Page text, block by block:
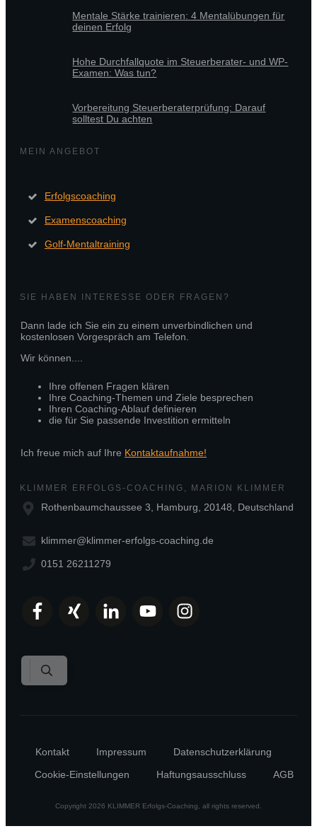
Mentale Stärke trainieren: 4 Mentalübungen für
deinen Erfolg
Hohe Durchfallquote im Steuerberater- und WP-
Examen: Was tun?
Vorbereitung Steuerberaterprüfung: Darauf
solltest Du achten
MEIN ANGEBOT
Erfolgscoaching
Examenscoaching
Golf-Mentaltraining
SIE HABEN INTERESSE ODER FRAGEN?
Dann lade ich Sie ein zu einem unverbindlichen und
kostenlosen Vorgespräch am Telefon.
Wir können....
Ihre offenen Fragen klären
Ihre Coaching-Themen und Ziele besprechen
Ihren Coaching-Ablauf definieren
die für Sie passende Investition ermitteln
Ich freue mich auf Ihre Kontaktaufnahme!
KLIMMER ERFOLGS-COACHING, MARION KLIMMER
Rothenbaumchaussee 3, Hamburg, 20148, Deutschland
klimmer@klimmer-erfolgs-coaching.de
0151 26211279
Copyright 2026 KLIMMER Erfolgs-Coaching , all rights reserved.
Kontakt Impressum
Datenschutzerklärung
Cookie-Einstellungen
Haftungsausschluss AGB